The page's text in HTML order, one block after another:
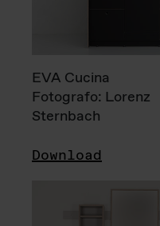
EVA Cucina
Fotografo: Lorenz
Sternbach
Download